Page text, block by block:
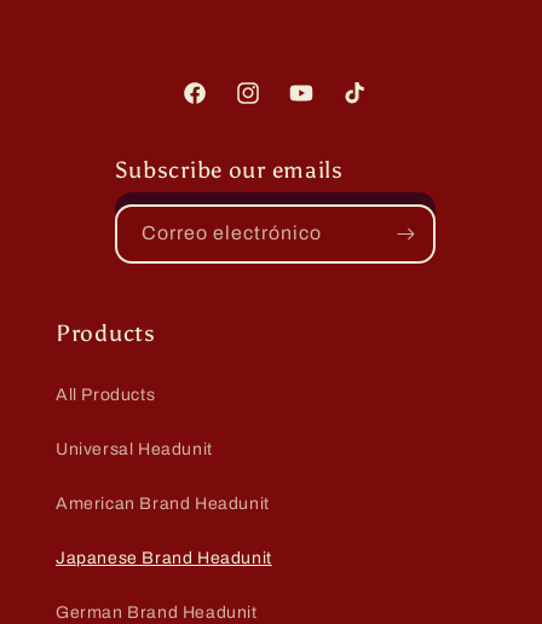
FacebookInstagramYouTubeTikTok
Subscribe our emails
Correo electrónico
Products
All Products
Universal Headunit
American Brand Headunit
Japanese Brand Headunit
German Brand Headunit